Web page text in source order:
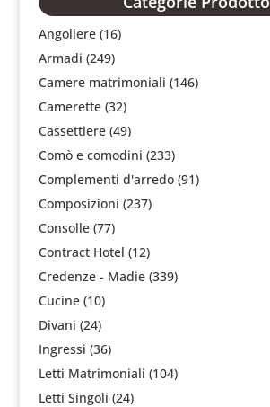
Angoliere (16)
Armadi (249)
Camere matrimoniali (146)
Camerette (32)
Cassettiere (49)
Comò e comodini (233)
Complementi d'arredo (91)
Composizioni (237)
Consolle (77)
Contract Hotel (12)
Credenze - Madie (339)
Cucine (10)
Divani (24)
Ingressi (36)
Letti Matrimoniali (104)
Letti Singoli (24)